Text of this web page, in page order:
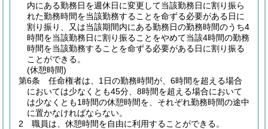
内にある勤務日を週休日に変更して当該勤務日に割り振ら
れた勤務時間を当該勤務することを命ずる必要がある日に
割り振り、又は当該期間内にある勤務日の勤務時間のうち4
時間を当該勤務日に割り振ることをやめて当該4時間の勤務
時間を当該勤務することを命ずる必要がある日に割り振る
ことができる。
(休憩時間)
第6条
任命権者は、1日の勤務時間が、6時間を超える場合
においては少なくとも45分、8時間を超える場合において
は少なくとも1時間の休憩時間を、それぞれ勤務時間の途中
に置かなければならない。
2
職員は、休憩時間を自由に利用することができる。